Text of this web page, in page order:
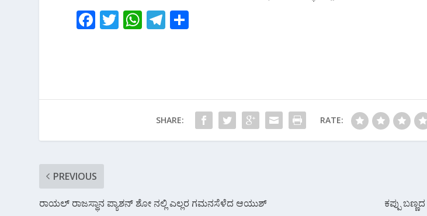
F
ac
o
T
w
W
h
A
T
el
a
m
SHARE: RATE:
PREVIOUS
ರಾಯಲ್‌ ರಾಜಸ್ಥಾನ ಪ್ಯಾಶನ್ ಶೋ ನಲ್ಲಿ ಎಲ್ಲರ ಗಮನಸೆಳೆದ ಆಯುಶ್ ಕಪ್ಪು